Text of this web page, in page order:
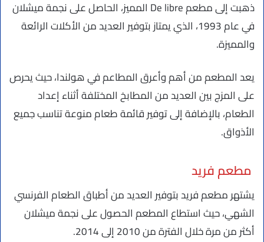
ذهبت إلى مطعم De libre المميز، الحاصل على نجمة ميشلان
في عام 1993، الذي يمتاز بتوفير العديد من الأكلات الرائعة
والمميزة.
يعد المطعم من أهم وأعرق المطاعم في هولندا، حيث يحرص
على المزج بين العديد من المطابخ المختلفة أثناء إعداد
الطعام، بالإضافة إلى توفير قائمة طعام منوعة تناسب جميع
الأذواق.
مطعم فريد
يشتهر مطعم فريد بتوفير العديد من أطباق الطعام الفرنسي
الشهي، حيث استطاع المطعم الحصول على نجمة ميشلان
أكثر من مرة خلال الفترة من 2010 إلى 2014.